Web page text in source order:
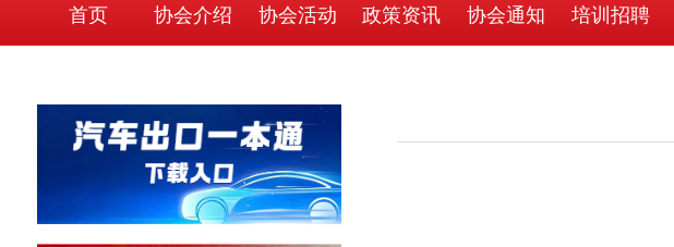
首页 协会介绍 协会活动 政策资讯 协会通知 培训招聘